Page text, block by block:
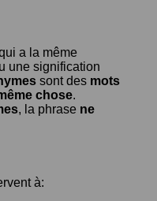
a la même
une signification
sont des mots
chose.
, la phrase ne
à: